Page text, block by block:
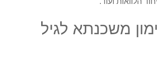
משכנתא לגיל